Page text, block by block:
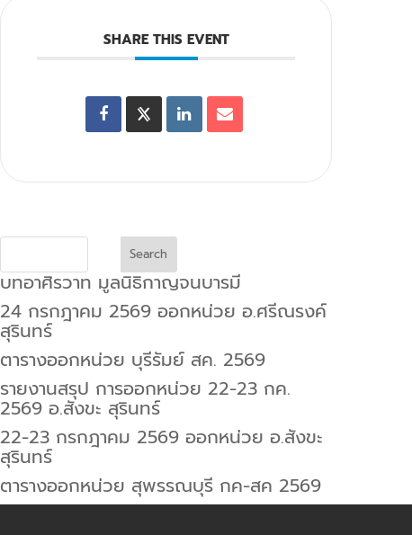
SHARE THIS EVENT
Search
บทอาศิรวาท มูลนิธิกาญจนบารมี
24 กรกฎาคม 2569 ออกหน่วย อ.ศรีณรงค์
สุรินทร์
ตารางออกหน่วย บุรีรัมย์ สค. 2569
รายงานสรุป การออกหน่วย 22-23 กค.
2569 อ.สังขะ สุรินทร์
22-23 กรกฎาคม 2569 ออกหน่วย อ.สังขะ
สุรินทร์
ตารางออกหน่วย สุพรรณบุรี กค-สค 2569